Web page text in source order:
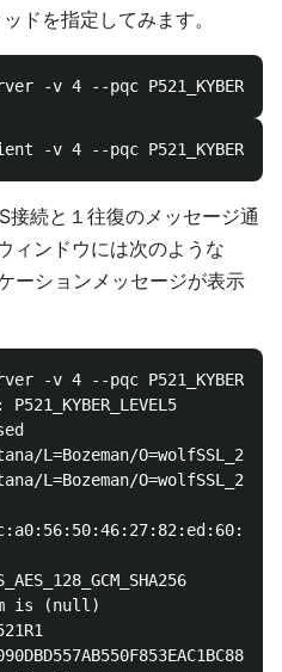
ドを指定してみます。
接続と１往復のメッセージ通
ィンドウには次のような
ーションメッセージが表示
-v 4 --pqc
L=Bozeman/
L=Bozeman/
is (null)